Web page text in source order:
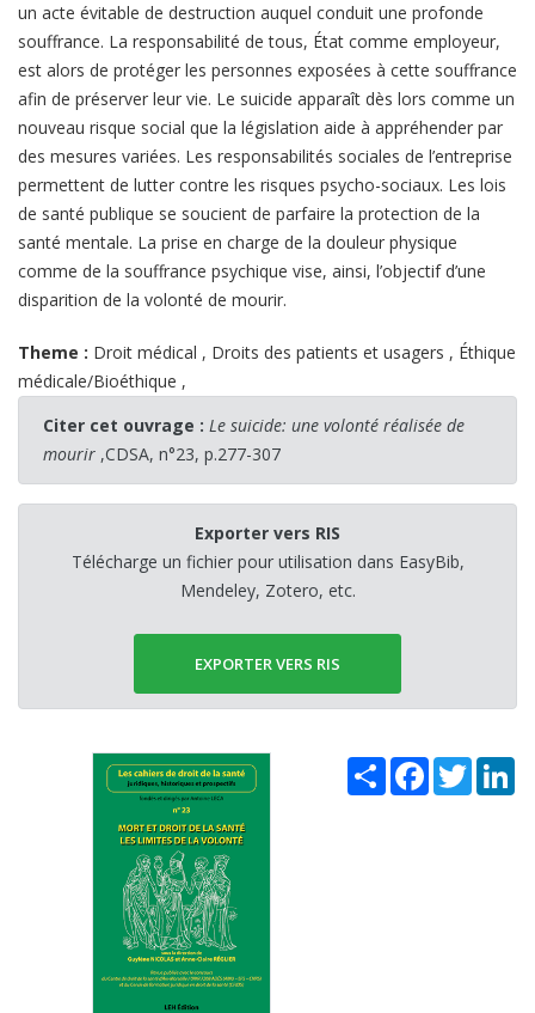
un acte évitable de destruction auquel conduit une profonde
souffrance. La responsabilité de tous, État comme employeur,
est alors de protéger les personnes exposées à cette souffrance
afin de préserver leur vie. Le suicide apparaît dès lors comme un
nouveau risque social que la législation aide à appréhender par
des mesures variées. Les responsabilités sociales de l’entreprise
permettent de lutter contre les risques psycho-sociaux. Les lois
de santé publique se soucient de parfaire la protection de la
santé mentale. La prise en charge de la douleur physique
comme de la souffrance psychique vise, ainsi, l’objectif d’une
disparition de la volonté de mourir.
Theme : Droit médical , Droits des patients et usagers , Éthique
médicale/Bioéthique ,
Citer cet ouvrage : Le suicide: une volonté réalisée de
mourir ,CDSA, n°23, p.277-307
Exporter vers RIS
Télécharge un fichier pour utilisation dans EasyBib,
Mendeley, Zotero, etc.
EXPORTER VERS RIS
Share Facebook
Twitter